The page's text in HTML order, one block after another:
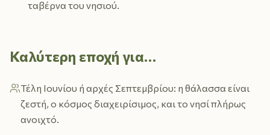
ταβέρνα του νησιού.
Καλύτερη εποχή για…
Τέλη Ιουνίου ή αρχές Σεπτεμβρίου: η θάλασσα είναι
ζεστή, ο κόσμος διαχειρίσιμος, και το νησί πλήρως
ανοιχτό.